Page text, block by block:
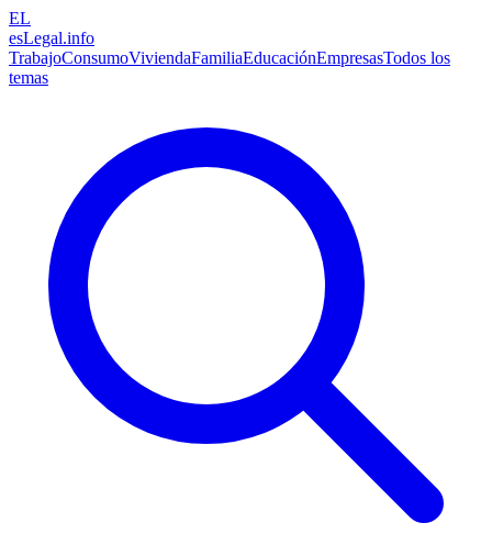
EL
esLegal.info
TrabajoConsumoViviendaFamiliaEducaciónEmpresasTodos los
temas